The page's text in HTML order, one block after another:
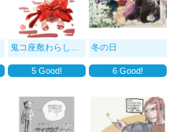
ね。鬼コ座敷わらしノ宿
5Good!
冬の日
6Good!